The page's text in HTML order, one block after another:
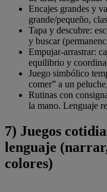
Encajes grandes y
grande/pequeño,
Tapa y descubre:
y buscar
Empujar-arrastrar:
equilibrio y
Juego simbólico
comer” a un
Rutinas con
la mano. Lenguaje
7) Juegos
lenguaje
colores)